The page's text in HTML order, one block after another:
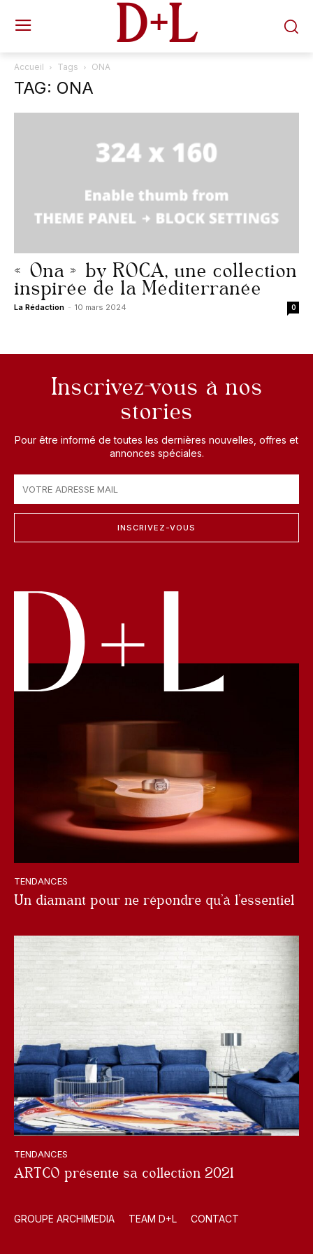
D+L
Accueil Tags ONA
TAG: ONA
« Ona » by ROCA, une collection
inspirée de la Méditerranée
La Rédaction - 10 mars 2024 0
Inscrivez-vous à nos
stories
Pour être informé de toutes les dernières nouvelles, offres et
annonces spéciales.
INSCRIVEZ-VOUS
TENDANCES
Un diamant pour ne répondre qu’à l’essentiel
TENDANCES
ARTCO présente sa collection 2021
GROUPE ARCHIMEDIA TEAM D+L CONTACT